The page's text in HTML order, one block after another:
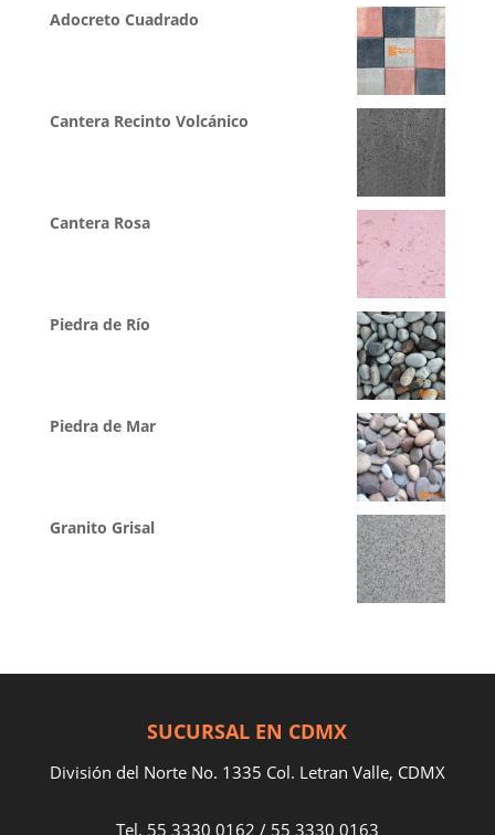
Adocreto Cuadrado
Cantera Recinto Volcánico
Cantera Rosa
Piedra de Río
Piedra de Mar
Granito Grisal
SUCURSAL EN CDMX
División del Norte No. 1335 Col. Letran Valle, CDMX
Tel. 55 3330 0162 / 55 3330 0163